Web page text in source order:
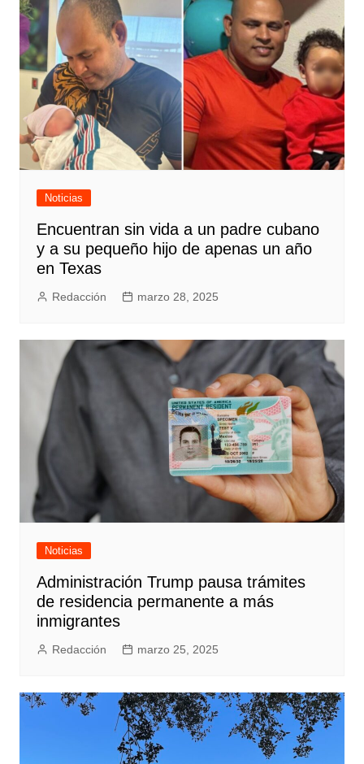
Noticias
Encuentran sin vida a un padre cubano
y a su pequeño hijo de apenas un año
en Texas
Redacción marzo 28, 2025
Noticias
Administración Trump pausa trámites
de residencia permanente a más
inmigrantes
Redacción marzo 25, 2025